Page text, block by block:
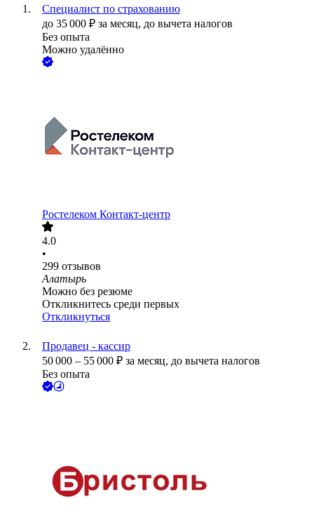
Специалист по страхованию
до 35 000 ₽ за месяц, до вычета налогов
Без опыта
Можно удалённо
Ростелеком Контакт-центр
4.0
•
299 отзывов
Алатырь
Можно без резюме
Откликнитесь среди первых
Откликнуться
Продавец - кассир
50 000 – 55 000 ₽ за месяц, до вычета налогов
Без опыта